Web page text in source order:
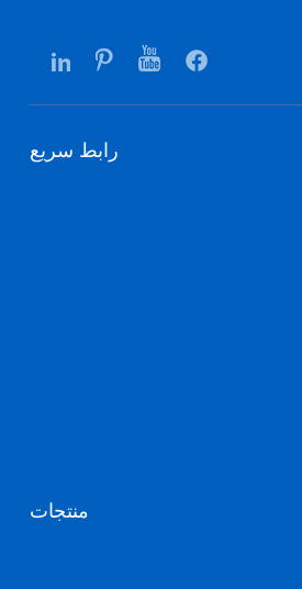
رابط سريع
منتجات